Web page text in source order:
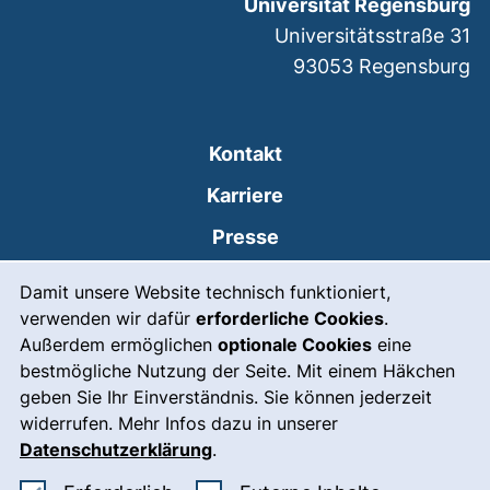
Damit unsere Website technisch funktioniert,
verwenden wir dafür erforderliche Cookies.
Außerdem ermöglichen optionale Cookies eine
bestmögliche Nutzung der Seite. Mit einem Häkchen
geben Sie Ihr Einverständnis. Sie können jederzeit
widerrufen. Mehr Infos dazu in unserer
Datenschutzerklärung.
Kontakt
Karriere
Presse
Leichte Sprache
Gebärdensprache
Notfall(externer Link, öffnet
Impressum
Universität Regensburg
Universitätsstraße 31
93053 Regensburg